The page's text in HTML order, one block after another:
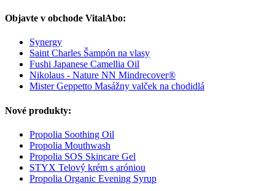
Objavte v obchode VitalAbo:
Synergy
Saint Charles Šampón na vlasy
Fushi Japanese Camellia Oil
Nikolaus - Nature NN Mindrecover®
Mister Geppetto Masážny valček na chodidlá
Nové produkty:
Propolia Soothing Oil
Propolia Mouthwash
Propolia SOS Skincare Gel
STYX Telový krém s aróniou
Propolia Organic Evening Syrup